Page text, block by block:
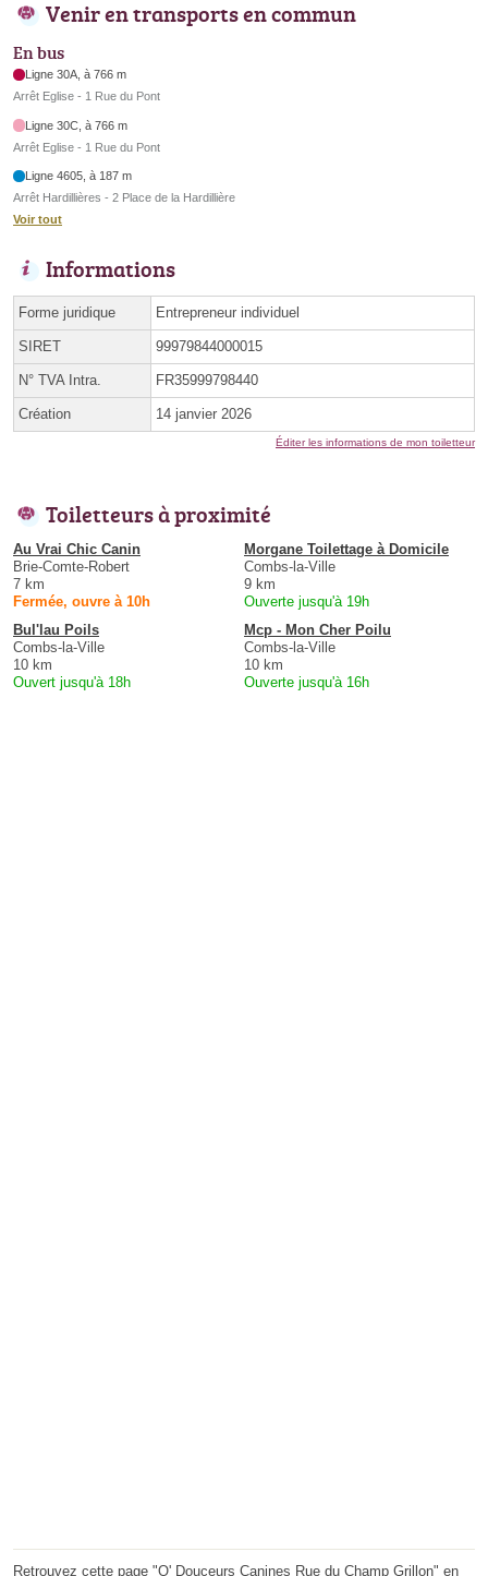
Venir en transports en commun
En bus
Ligne 30A, à 766 m
Arrêt Eglise - 1 Rue du Pont
Ligne 30C, à 766 m
Arrêt Eglise - 1 Rue du Pont
Ligne 4605, à 187 m
Arrêt Hardillières - 2 Place de la Hardillière
Voir tout
Informations
Forme juridique Entrepreneur individuel
SIRET 99979844000015
N° TVA Intra. FR35999798440
Création 14 janvier 2026
Éditer les informations de mon toiletteur
Toiletteurs à proximité
Au Vrai Chic Canin
Brie-Comte-Robert
7 km
Fermée, ouvre à 10h
Morgane Toilettage à Domicile
Combs-la-Ville
9 km
Ouverte jusqu'à 19h
Bul'lau Poils
Combs-la-Ville
10 km
Ouvert jusqu'à 18h
Mcp - Mon Cher Poilu
Combs-la-Ville
10 km
Ouverte jusqu'à 16h
Retrouvez cette page "O' Douceurs Canines Rue du Champ Grillon" en